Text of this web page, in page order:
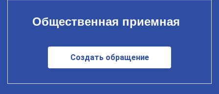
Общественная приемная
Создать обращение